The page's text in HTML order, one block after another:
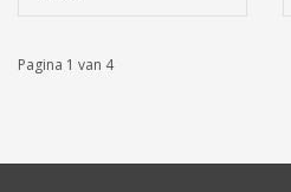
Pagina 1 van 4